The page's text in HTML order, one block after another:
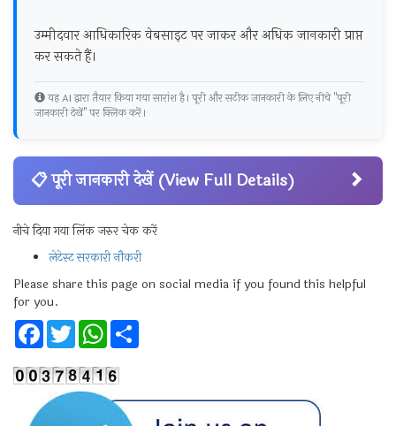
उम्मीदवार आधिकारिक वेबसाइट पर जाकर और अधिक जानकारी प्राप्त
कर सकते हैं।
यह AI द्वारा तैयार किया गया सारांश है। पूरी और सटीक जानकारी के लिए नीचे "पूरी
जानकारी देखें" पर क्लिक करें।
📋 पूरी जानकारी देखें (View Full Details)
नीचे दिया गया लिंक जरुर चेक करें
लेटेस्ट सरकारी नौकरी
Please share this page on social media if you found this helpful
for you.
FacebookTwitterWhatsApp